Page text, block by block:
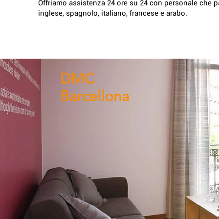
Offriamo assistenza 24 ore su 24 con personale che
inglese, spagnolo, italiano, francese e arabo.
DMC
Barcellona